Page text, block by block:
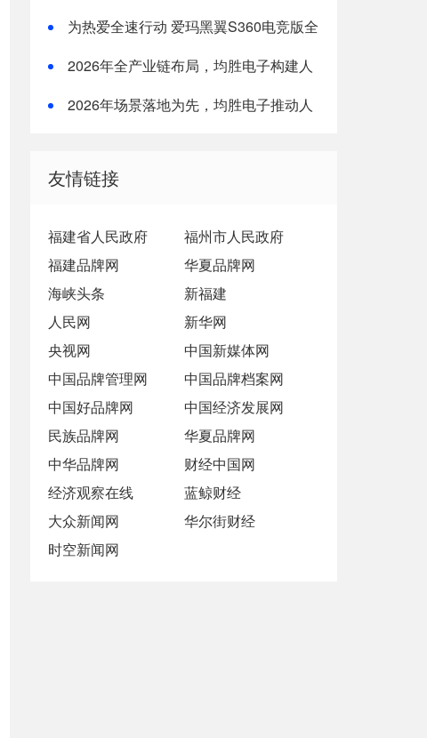
为热爱全速行动 爱玛黑翼S360电竞版全
2026年全产业链布局，均胜电子构建人
2026年场景落地为先，均胜电子推动人
友情链接
福建省人民政府
福州市人民政府
福建品牌网
华夏品牌网
海峡头条
新福建
人民网
新华网
央视网
中国新媒体网
中国品牌管理网
中国品牌档案网
中国好品牌网
中国经济发展网
民族品牌网
华夏品牌网
中华品牌网
财经中国网
经济观察在线
蓝鲸财经
大众新闻网
华尔街财经
时空新闻网